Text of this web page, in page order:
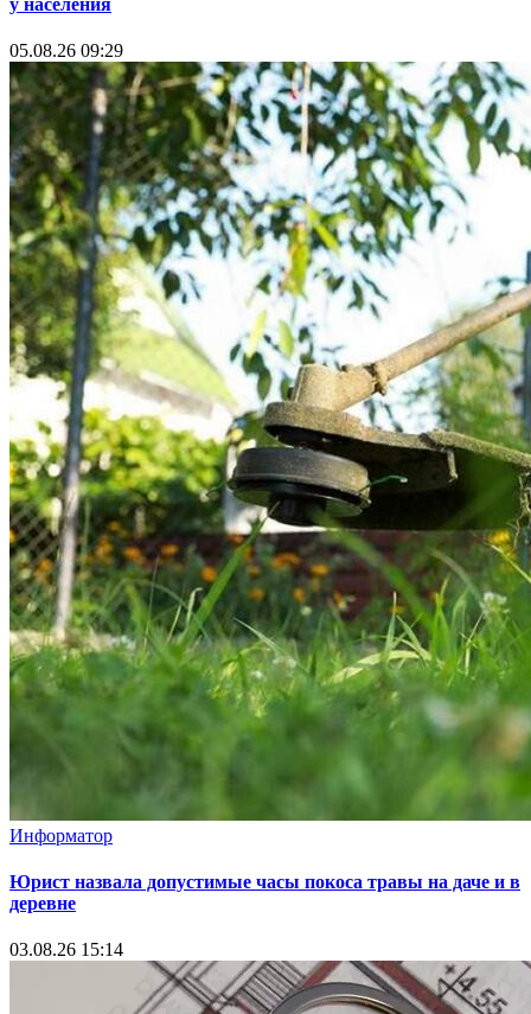
05.08.26 09:29
Информатор
Юрист назвала допустимые часы покоса травы на даче и в
деревне
03.08.26 15:14